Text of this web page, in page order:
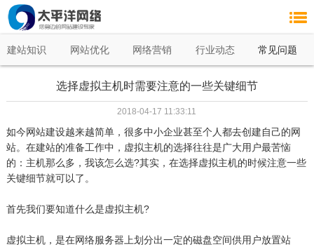
建站知识 网站优化 网络营销 行业动态 常见问题
选择虚拟主机时需要注意的一些关键细节
2018-04-17 11:33:11
如今网站建设越来越简单，很多中小企业甚至个人都去创建自己的网
站。在建站的准备工作中，虚拟主机的选择往往是广大用户最苦恼
的：主机那么多，我该怎么选?其实，在选择虚拟主机的时候注意一些
关键细节就可以了。
首先我们要知道什么是虚拟主机?
虚拟主机，是在网络服务器上划分出一定的磁盘空间供用户放置站